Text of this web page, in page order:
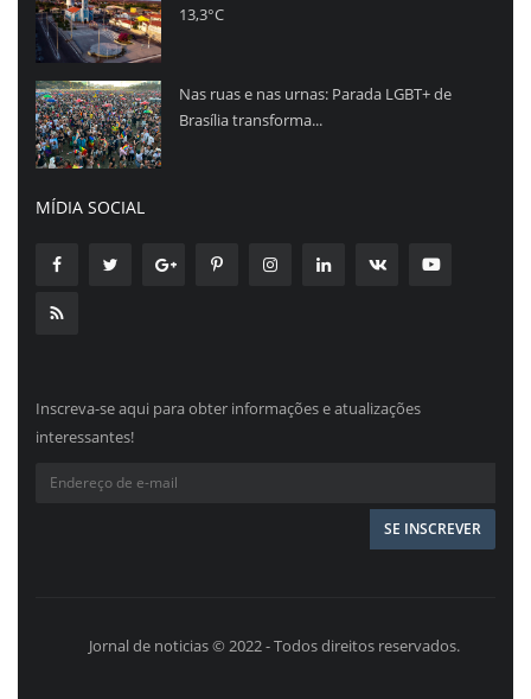
13,3°C
Nas ruas e nas urnas: Parada LGBT+ de
Brasília transforma...
MÍDIA SOCIAL
Inscreva-se aqui para obter informações e atualizações
interessantes!
Jornal de noticias © 2022 - Todos direitos reservados.